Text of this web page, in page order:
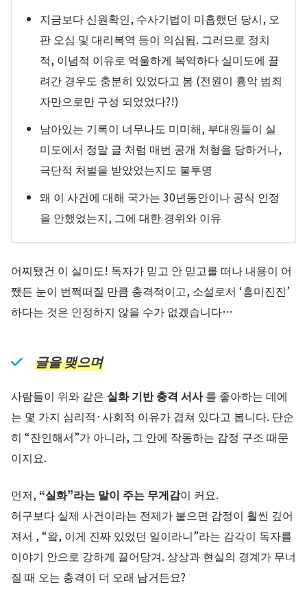
지금보다 신원확인, 수사기법이 미흡했던 당시, 오
판 오심 및 대리복역 등이 의심됨. 그러므로 정치
적, 이념적 이유로 억울하게 복역하다 실미도에 끌
려간 경우도 충분히 있었다고 봄 (전원이 흉악 범죄
자만으로만 구성 되었었다?!)
남아있는 기록이 너무나도 미미해, 부대원들이 실
미도에서 정말 글 처럼 매번 공개 처형을 당하거나,
극단적 처벌을 받았었는지도 불투명
왜 이 사건에 대해 국가는 30년동안이나 공식 인정
을 안했었는지, 그에 대한 경위와 이유
어찌됐건 이 실미도! 독자가 믿고 안 믿고를 떠나 내용이 어
쨌든 눈이 번쩍떠질 만큼 충격적이고, 소설로서 ‘흥미진진’
하다는 것은 인정하지 않을 수가 없겠습니다…
글을 맺으며
사람들이 위와 같은 실화 기반 충격 서사를 좋아하는 데에
는 몇 가지 심리적·사회적 이유가 겹쳐 있다고 봅니다. 단순
히 “잔인해서”가 아니라, 그 안에 작동하는 감정 구조 때문
이지요.
먼저,“실화”라는 말이 주는 무게감이 커요.
허구보다 실제 사건이라는 전제가 붙으면 감정이 훨씬 깊어
져서 , “왘, 이게 진짜 있었던 일이라니”라는 감각이 독자를
이야기 안으로 강하게 끌어당겨. 상상과 현실의 경계가 무너
질 때 오는 충격이 더 오래 남거든요?